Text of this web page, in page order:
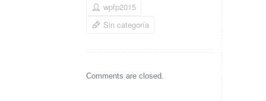
wpfp2015
Sin categoría
Comments are closed.